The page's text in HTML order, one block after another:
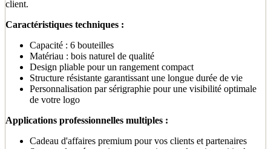
client.
Caractéristiques techniques :
Capacité : 6 bouteilles
Matériau : bois naturel de qualité
Design pliable pour un rangement compact
Structure résistante garantissant une longue durée de vie
Personnalisation par sérigraphie pour une visibilité optimale
de votre logo
Applications professionnelles multiples :
Cadeau d'affaires premium pour vos clients et partenaires